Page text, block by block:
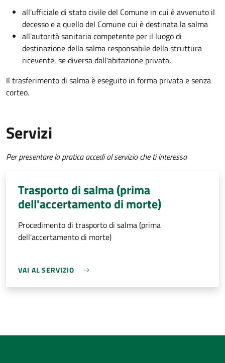
all'ufficiale di stato civile del Comune in cui è avvenuto il
decesso e a quello del Comune cui è destinata la salma
all'autorità sanitaria competente per il luogo di
destinazione della salma responsabile della struttura
ricevente, se diversa dall'abitazione privata.
Il trasferimento di salma è eseguito in forma privata e senza
corteo.
Servizi
Per presentare la pratica accedi al servizio che ti interessa
Trasporto di salma (prima
dell'accertamento di morte)
Procedimento di trasporto di salma (prima
dell'accertamento di morte)
VAI AL SERVIZIO